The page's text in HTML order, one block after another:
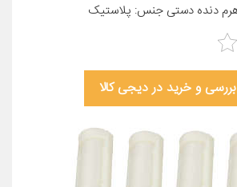
بررسی و خرید در دیجی کالا